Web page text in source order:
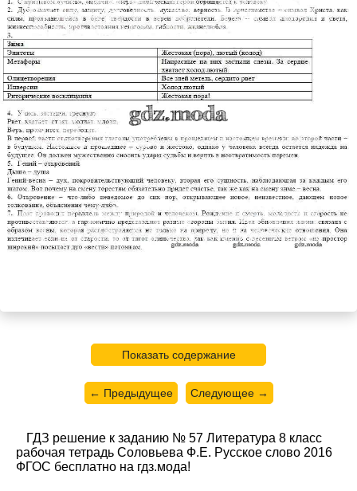
Показать содержание
← Предыдущее Следующее →
ГДЗ решение к заданию № 57 Литература 8 класс
рабочая тетрадь Соловьева Ф.Е. Русское слово 2016
ФГОС бесплатно на гдз.мода!